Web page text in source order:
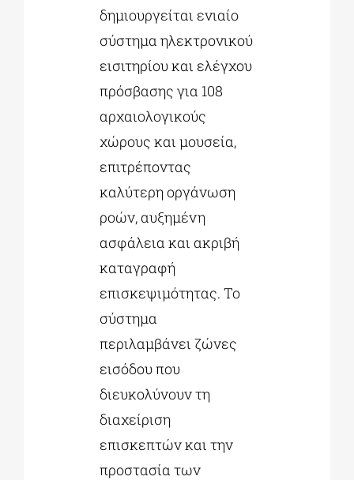
δημιουργείται ενιαίο
σύστημα ηλεκτρονικού
εισιτηρίου και ελέγχου
πρόσβασης για 108
αρχαιολογικούς
χώρους και μουσεία,
επιτρέποντας
καλύτερη οργάνωση
ροών, αυξημένη
ασφάλεια και ακριβή
καταγραφή
επισκεψιμότητας. Το
σύστημα
περιλαμβάνει ζώνες
εισόδου που
διευκολύνουν τη
διαχείριση
επισκεπτών και την
προστασία των